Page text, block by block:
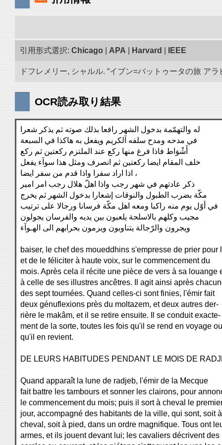
引用形式選択: Chicago APA Harvard IEEE
ドフレメリー, シャルル. “イブン=バットゥータの旅 ア
OCR読み取り結果
له والتهمّمة بدخول الشهر رافعا بذلك صوته ثم يذكر شعرا
في مدحه ومدح سلفه آلكريم ويفعل به هاكذا في السبعة
أَشْوَاط فاذا فرغ منها ركع عند الملتزم ركعتين ثم ركع
خلف المقام ايضا ركعتين ثم انصرف ومثل هذا سوآء يفعل
اذا اراد سفرا واذا قدم من سفر ايضا ،
ذكر عادتهم في شهر رجب واذا اهلّ هلال رجب امر امير
مكّة بضرب الطبول والنوقات إشعارا بدخول الشهر ثم يخرج
في أوّل يوم منه راكبا ومعه اهل مكّة فرسانا ورجالا على ترتيب
مجيب وكلهم بالاسلحة يلعبون بين يديه والفرسان يجولون
ويجرون والرّجالة يتناوبون ويرمون بحرابهم الى الهـوآء
baiser, le chef des moueddhins s'empresse de prier pour
et de le féliciter à haute voix, sur le commencement du
mois. Après cela il récite une pièce de vers à sa louange
à celle de ses illustres ancêtres. Il agit ainsi après
des sept tournées. Quand celles-ci sont finies, l'émir fait
deux génuflexions près du moltazem, et deux autres der-
rière le makâm, et il se retire ensuite. Il se conduit exacte-
ment de la sorte, toutes les fois qu'il se rend en voyage ou
qu'il en revient.
DE LEURS HABITUDES PENDANT LE MOIS DE
Quand apparaît la lune de radjeb, l'émir de la Mecque
fait battre les tambours et sonner les clairons, pour
le commencement du mois; puis il sort à cheval le
jour, accompagné des habitants de la ville, qui sont, soit à
cheval, soit à pied, dans un ordre magnifique. Tous ont
armes, et ils jouent devant lui; les cavaliers décrivent des